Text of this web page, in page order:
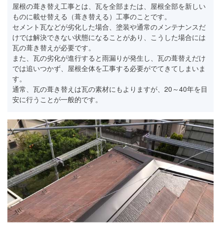
屋根の葺き替え工事とは、瓦を全部または、屋根全部を新しい
ものに載せ替える（葺き替える）工事のことです。
セメント瓦などが劣化した場合、塗装や通常のメンテナンスだ
けでは解決できない状態になることがあり、こうした場合には
瓦の葺き替えが必要です。
また、瓦の劣化が進行すると雨漏りが発生し、瓦の葺替えだけ
では追いつかず、屋根全体を工事する必要がでてきてしまいま
す。
通常、瓦の葺き替えは瓦の素材にもよりますが、20～40年を目
安に行うことが一般的です。